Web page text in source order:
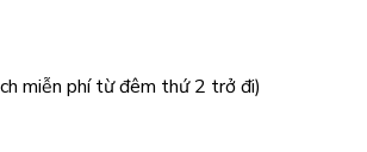
miễn phí từ đêm thứ 2 trở đi)